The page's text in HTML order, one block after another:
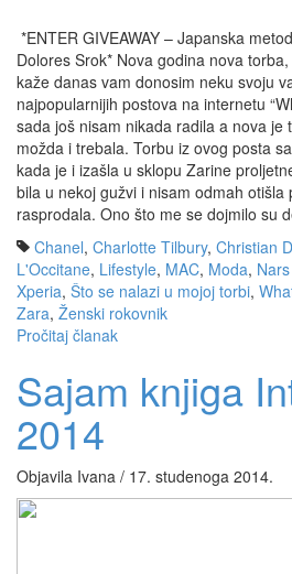
*ENTER GIVEAWAY – Japanska
Dolores Srok* Nova godina nova
kaže danas vam donosim neku svoju
najpopularnijih postova na internetu
sada još nisam nikada radila a nova je
možda i trebala. Torbu iz ovog posta
kada je i izašla u sklopu Zarine
bila u nekoj gužvi i nisam odmah otišla
rasprodala. Ono što me se dojmilo su
Chanel, Charlotte Tilbury, Christian
L'Occitane, Lifestyle, MAC, Moda, Nars
Xperia, Što se nalazi u mojoj torbi,
Zara, Ženski rokovnik
Pročitaj članak
Sajam knjiga
2014
Objavila Ivana / 17. studenoga 2014.